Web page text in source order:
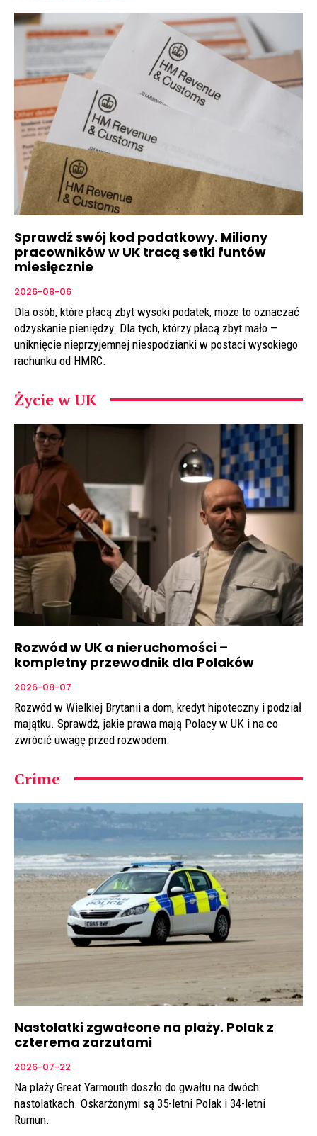
Sprawdź swój kod podatkowy. Miliony
pracowników w UK tracą setki funtów
miesięcznie
2026-08-06
Dla osób, które płacą zbyt wysoki podatek, może to oznaczać
odzyskanie pieniędzy. Dla tych, którzy płacą zbyt mało —
uniknięcie nieprzyjemnej niespodzianki w postaci wysokiego
rachunku od HMRC.
Życie w UK
Rozwód w UK a nieruchomości –
kompletny przewodnik dla Polaków
2026-08-07
Rozwód w Wielkiej Brytanii a dom, kredyt hipoteczny i podział
majątku. Sprawdź, jakie prawa mają Polacy w UK i na co
zwrócić uwagę przed rozwodem.
Crime
Nastolatki zgwałcone na plaży. Polak z
czterema zarzutami
2026-07-22
Na plaży Great Yarmouth doszło do gwałtu na dwóch
nastolatkach. Oskarżonymi są 35-letni Polak i 34-letni
Rumun.